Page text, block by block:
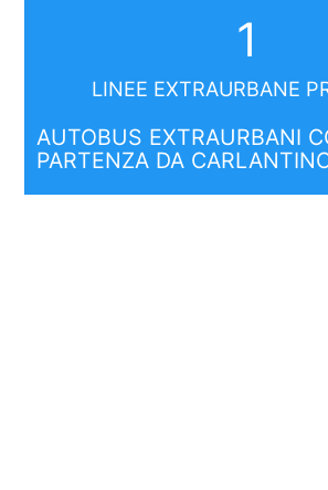
1
LINEE EXTRAURBANE
AUTOBUS EXTRAURBANI
PARTENZA DA